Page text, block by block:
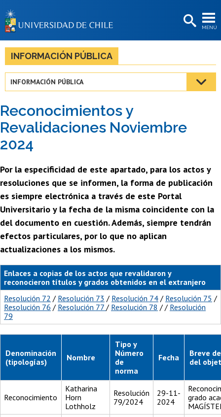
MENÚ
BIBLIOTECAS
LA UNIVERSIDAD
Estudiantes
Académicas/os
Funcionarias/os
INFORMACIÓN PÚBLICA
INFORMACIÓN PÚBLICA
Reconocimientos y
Revalidaciones Noviembre
2024
Por la especificidad de este apartado, para los actos y
resoluciones que se informen, la forma de publicación
es siempre electrónica a través de este Portal
Universitario y la fecha de la misma coincidente con la
del documento en cuestión. Además, siempre tendrán
efectos particulares, por lo que no aplican
actualizaciones a los mismos.
Enlaces a copias de los actos que revalidaron y
reconocieron títulos y grados obtenidos en el extranjero
Resolución 72 / Resolución 73 / Resolución 74 / Resolución 75 /
Resolución 76 / Resolución 77 / Resolución 78 / / Resolución
79
Denominación
(tipologías)
Nombre
Tipo y
Número
de
norma
Fecha
Breve
del
Reconocimiento
Katharina
Horn
Lothholz
Resolución
79/2024
29-11-
2024
grado